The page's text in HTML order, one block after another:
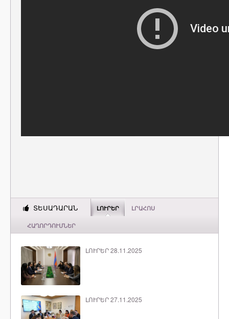
ՏԵՍԱԴԱՐԱՆ ԼՈՒՐԵՐ ԼՐԱՀՈՍ
ՀԱՂՈՐԴՈՒՄՆԵՐ
ԼՈՒՐԵՐ 28.11.2025
ԼՈՒՐԵՐ 27.11.2025